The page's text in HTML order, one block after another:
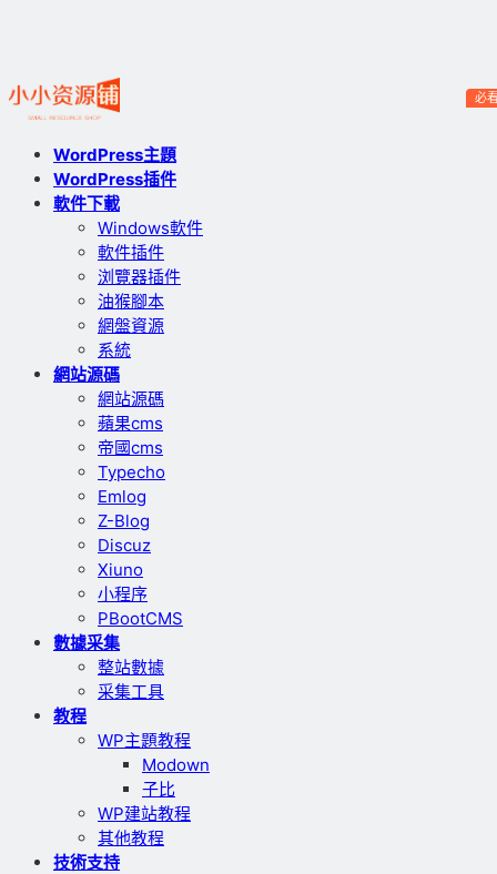
WordPress主題
WordPress插件
軟件下載
Windows軟件
軟件插件
浏覽器插件
油猴腳本
網盤資源
系統
網站源碼
網站源碼
蘋果cms
帝國cms
Typecho
Emlog
Z-Blog
Discuz
Xiuno
小程序
PBootCMS
數據采集
整站數據
采集工具
教程
WP主題教程
Modown
子比
WP建站教程
其他教程
技術支持
必